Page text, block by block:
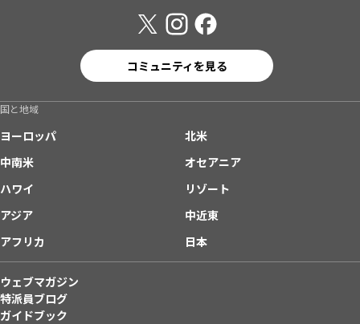
コミュニティを見る
国と地域
ヨーロッパ
北米
中南米
オセアニア
ハワイ
リゾート
アジア
中近東
アフリカ
日本
ウェブマガジン
特派員ブログ
ガイドブック